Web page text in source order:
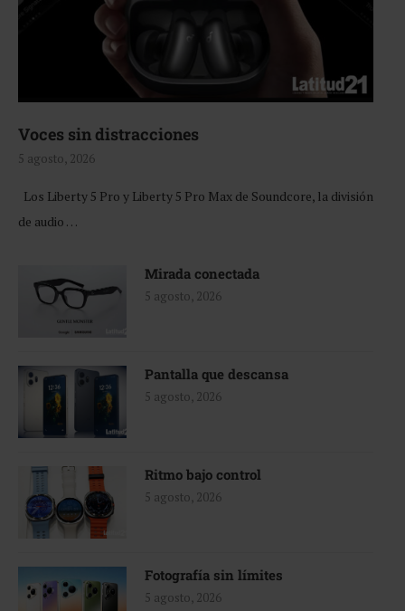
Voces sin distracciones
5 agosto, 2026
Los Liberty 5 Pro y Liberty 5 Pro Max de Soundcore, la división
de audio …
Mirada conectada
5 agosto, 2026
Pantalla que descansa
5 agosto, 2026
Ritmo bajo control
5 agosto, 2026
Fotografía sin límites
5 agosto, 2026